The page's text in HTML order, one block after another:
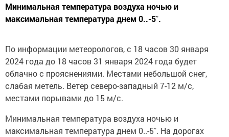
Минимальная температура воздуха ночью и
максимальная температура днем 0..-5˚.
По информации метеорологов, с 18 часов 30 января
2024 года до 18 часов 31 января 2024 года будет
облачно с прояснениями. Местами небольшой снег,
слабая метель. Ветер северо-западный 7-12 м/с,
местами порывами до 15 м/с.
Минимальная температура воздуха ночью и
максимальная температура днем 0..-5˚. На дорогах